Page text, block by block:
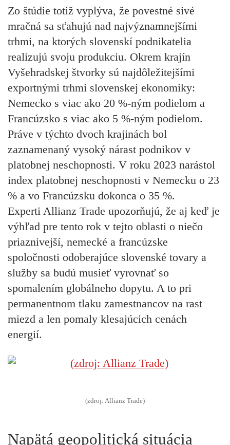
Zo štúdie totiž vyplýva, že povestné sivé
mračná sa sťahujú nad najvýznamnejšími
trhmi, na ktorých slovenskí podnikatelia
realizujú svoju produkciu. Okrem krajín
Vyšehradskej štvorky sú najdôležitejšími
exportnými trhmi slovenskej ekonomiky:
Nemecko s viac ako 20 %-ným podielom a
Francúzsko s viac ako 5 %-ným podielom.
Práve v týchto dvoch krajinách bol
zaznamenaný vysoký nárast podnikov v
platobnej neschopnosti. V roku 2023 narástol
index platobnej neschopnosti v Nemecku o 23
% a vo Francúzsku dokonca o 35 %.
Experti Allianz Trade upozorňujú, že aj keď je
výhľad pre tento rok v tejto oblasti o niečo
priaznivejší, nemecké a francúzske
spoločnosti odoberajúce slovenské tovary a
služby sa budú musieť vyrovnať so
spomalením globálneho dopytu. A to pri
permanentnom tlaku zamestnancov na rast
miezd a len pomaly klesajúcich cenách
energií.
(zdroj: Allianz Trade)
Napätá geopolitická situácia